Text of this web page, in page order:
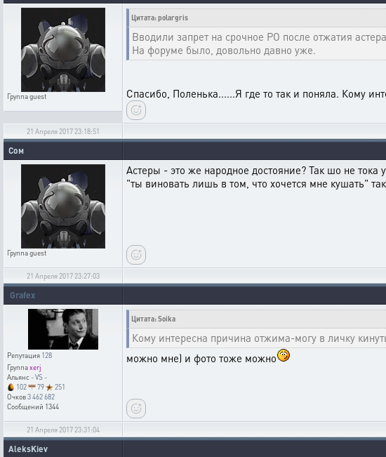
Группаguest
Цитата: polargris
Вводили запрет на срочное РО после отжатия
На форуме было, довольно давно уже.
Спасибо, Поленька......Я где то так и поняла. Кому
21 Апреля 2017 23:18:51
Сом
Группаguest
Астеры - это же народное достояние? Так шо не
"ты виновать лишь в том, что хочется мне кушать"
21 Апреля 2017 23:27:03
Grafex
Репутация 128
Группаxerj
Альянс- VS -
102
79
251
Очков3 462 682
Сообщений 1344
Цитата: Soika
Кому интересна причина отжима-могу в личку
можно мне) и фото тоже можно
21 Апреля 2017 23:31:04
AleksKiev